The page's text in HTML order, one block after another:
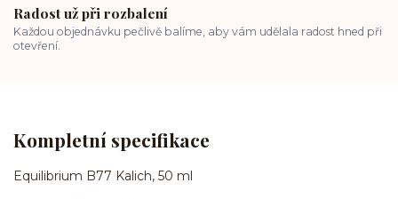
Radost už při rozbalení
Každou objednávku pečlivě balíme, aby vám udělala radost hned při
otevření.
Kompletní specifikace
Equilibrium B77 Kalich, 50 ml